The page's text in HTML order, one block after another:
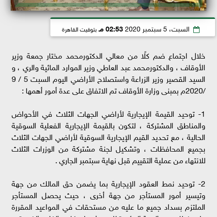
السبت، 5 سبتمبر 2020 02:53 مـ بتوقيت القاهرة
خلال اجتماع ضم كلًا من معالي الدكتورمحمد مختار جمعة وزير
الأوقاف ، والدكتورمحمد عبد العاطي وزير الموارد المائية والري ، و
السيد القصير وزير الزراعة واستصلاح الأراضي اليوم السبت 5 / 9
/2020م بمبنى وزارة الأوقاف تم الاتفاق على عدة أمور أهمها :
1- توحيد القيمة الإيجارية لأراضي الجهات الثلاث في الأحواض
والمناطق المشتركة ، لتكون بالقيمة الإيجارية الفعلية السوقية
الحالية ، مع تحديد القيم الإيجارية السوقية لأراضي الجهات الثلاث
بجميع المحافظات ، وتشكيل لجنة مشتركة من الوزرات الثلاث
للانتهاء من عملية التقييم قبل نهاية سبتمبر الجاري .
2- توحيد نمط العقود الإيجارية بما يضمن حق المالك من جهة
وتيسير أمور المستأجر من جهة أخرى ، حيث يحصل المستأجر
الملتزم بسداد جميع ما عليه من مستحقات في المواعيد المقررة